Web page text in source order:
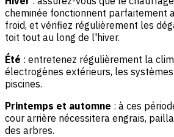
cheminée fonctionnent parfaitement
froid, et vérifiez régulièrement les
toit tout au long de l'hiver.
Été : entretenez régulièrement la
électrogènes extérieurs, les
piscines.
Printemps et automne : à ces
cour arrière nécessitera engrais,
des arbres.